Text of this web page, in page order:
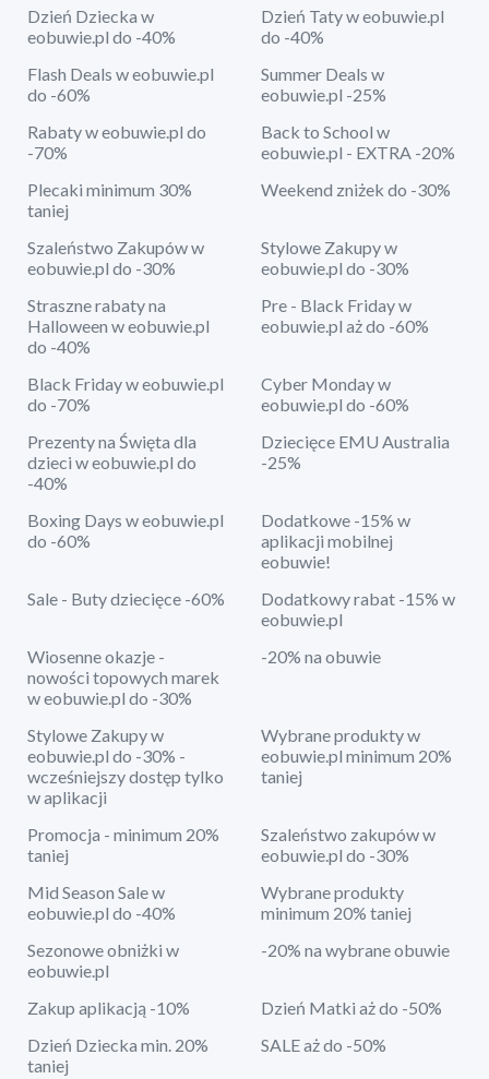
Dzień Dziecka w
eobuwie.pl do -40%
Dzień Taty w eobuwie.pl
do -40%
Flash Deals w eobuwie.pl
do -60%
Summer Deals w
eobuwie.pl -25%
Rabaty w eobuwie.pl do
-70%
Back to School w
eobuwie.pl - EXTRA -20%
Plecaki minimum 30%
taniej
Weekend zniżek do -30%
Szaleństwo Zakupów w
eobuwie.pl do -30%
Stylowe Zakupy w
eobuwie.pl do -30%
Straszne rabaty na
Halloween w eobuwie.pl
do -40%
Pre - Black Friday w
eobuwie.pl aż do -60%
Black Friday w eobuwie.pl
do -70%
Cyber Monday w
eobuwie.pl do -60%
Prezenty na Święta dla
dzieci w eobuwie.pl do
-40%
Dziecięce EMU Australia
-25%
Boxing Days w eobuwie.pl
do -60%
Dodatkowe -15% w
aplikacji mobilnej
eobuwie!
Sale - Buty dziecięce -60%
Dodatkowy rabat -15% w
eobuwie.pl
Wiosenne okazje -
nowości topowych marek
w eobuwie.pl do -30%
-20% na obuwie
Stylowe Zakupy w
eobuwie.pl do -30% -
wcześniejszy dostęp tylko
w aplikacji
Wybrane produkty w
eobuwie.pl minimum 20%
taniej
Promocja - minimum 20%
taniej
Szaleństwo zakupów w
eobuwie.pl do -30%
Mid Season Sale w
eobuwie.pl do -40%
Wybrane produkty
minimum 20% taniej
Sezonowe obniżki w
eobuwie.pl
-20% na wybrane obuwie
Zakup aplikacją -10%
Dzień Matki aż do -50%
Dzień Dziecka min. 20%
taniej
SALE aż do -50%